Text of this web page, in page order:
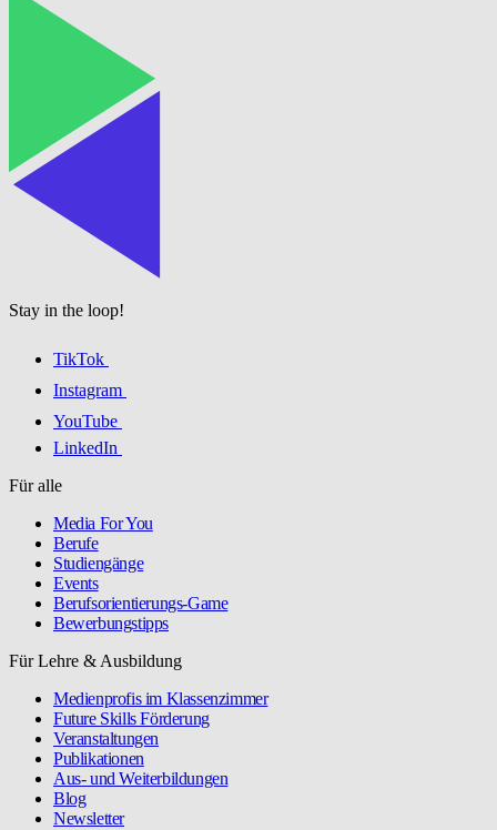
Stay in the loop!
TikTok
Instagram
YouTube
LinkedIn
Für alle
Media For You
Berufe
Studiengänge
Events
Berufsorientierungs-Game
Bewerbungstipps
Für Lehre & Ausbildung
Medienprofis im Klassenzimmer
Future Skills Förderung
Veranstaltungen
Publikationen
Aus- und Weiterbildungen
Blog
Newsletter